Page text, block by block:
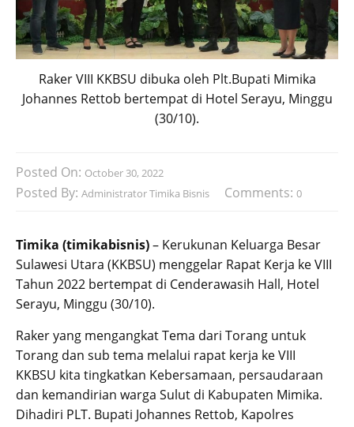
Raker VIII KKBSU dibuka oleh Plt.Bupati Mimika
Johannes Rettob bertempat di Hotel Serayu, Minggu
(30/10).
Posted On: October 30, 2022
Posted By: Administrator Timika Bisnis Comments: 0
Timika (timikabisnis)– Kerukunan Keluarga Besar
Sulawesi Utara (KKBSU) menggelar Rapat Kerja ke VIII
Tahun 2022 bertempat di Cenderawasih Hall, Hotel
Serayu, Minggu (30/10).
Raker yang mengangkat Tema dari Torang untuk
Torang dan sub tema melalui rapat kerja ke VIII
KKBSU kita tingkatkan Kebersamaan, persaudaraan
dan kemandirian warga Sulut di Kabupaten Mimika.
Dihadiri PLT. Bupati Johannes Rettob, Kapolres